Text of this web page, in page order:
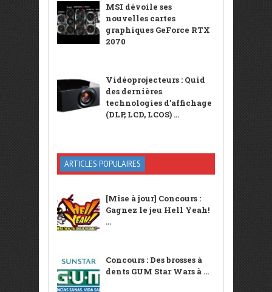
MSI dévoile ses
nouvelles cartes
graphiques GeForce RTX
2070
Vidéoprojecteurs : Quid
des dernières
technologies d’affichage
(DLP, LCD, LCOS) ...
ARTICLES POPULAIRES
[Mise à jour] Concours :
Gagnez le jeu Hell Yeah!
...
Concours : Des brosses à
dents GUM Star Wars à ...